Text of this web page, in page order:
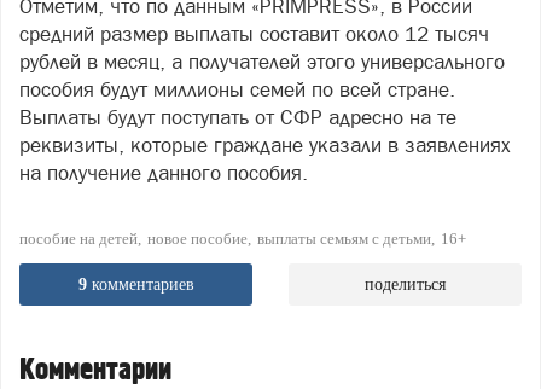
Отметим, что по данным «PRIMPRESS», в России
средний размер выплаты составит около 12 тысяч
рублей в месяц, а получателей этого универсального
пособия будут миллионы семей по всей стране.
Выплаты будут поступать от СФР адресно на те
реквизиты, которые граждане указали в заявлениях
на получение данного пособия.
пособие на детей новое пособие выплаты семьям с детьми 16+
9комментариев поделиться
Комментарии